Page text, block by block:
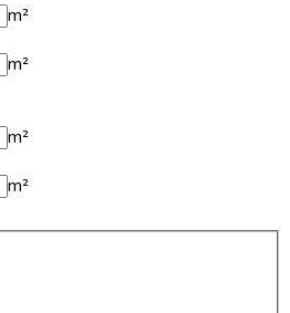
m²
m²
m²
m²